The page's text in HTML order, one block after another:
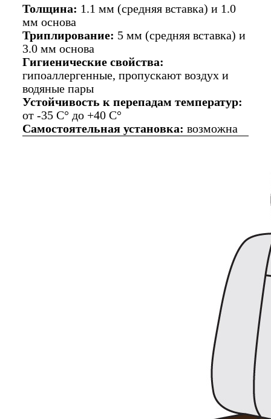
Толщина: 1.1 мм (средняя вставка) и 1.0
мм основа
Триплирование: 5 мм (средняя вставка) и
3.0 мм основа
Гигиенические свойства:
гипоаллергенные, пропускают воздух и
водяные пары
Устойчивость к перепадам температур:
от -35 C° до +40 C°
Самостоятельная установка: возможна